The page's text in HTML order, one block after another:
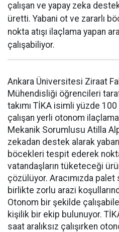
çalışan ve yapay zeka
üretti. Yabani ot ve zararlı
nokta atışı ilaçlama yapan
çalışabiliyor.
Ankara Üniversitesi Ziraat
Mühendisliği öğrencileri
takımı TİKA isimli yüzde
çalışan yerli otonom ilaçlama
Mekanik Sorumlusu Atilla
zekadan destek alarak
böcekleri tespit ederek
vatandaşların tüketeceği
çözülüyor. Aracımızda
birlikte zorlu arazi
Otonom bir şekilde
kişilik bir ekip bulunuyor.
saat aralıksız çalışırken